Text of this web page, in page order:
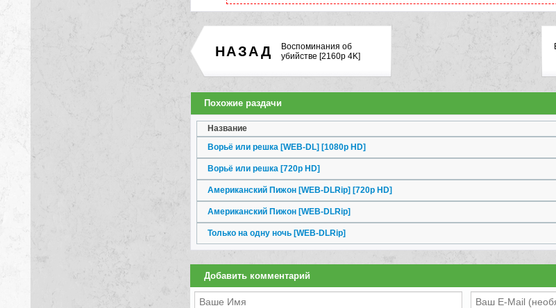
НАЗАД
Воспоминания об
убийстве [2160p 4K]
Похожие раздачи
Название
Ворьё или решка [WEB-DL] [1080p HD]
Ворьё или решка [720p HD]
Американский Пижон [WEB-DLRip] [720p HD]
Американский Пижон [WEB-DLRip]
Только на одну ночь [WEB-DLRip]
Добавить комментарий